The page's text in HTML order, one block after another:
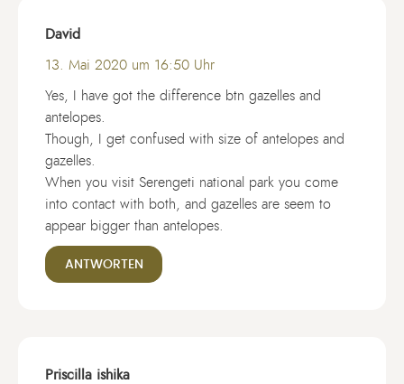
David
13. Mai 2020 um 16:50 Uhr
Yes, I have got the difference btn gazelles and
antelopes.
Though, I get confused with size of antelopes and
gazelles.
When you visit Serengeti national park you come
into contact with both, and gazelles are seem to
appear bigger than antelopes.
ANTWORTEN
Priscilla ishika